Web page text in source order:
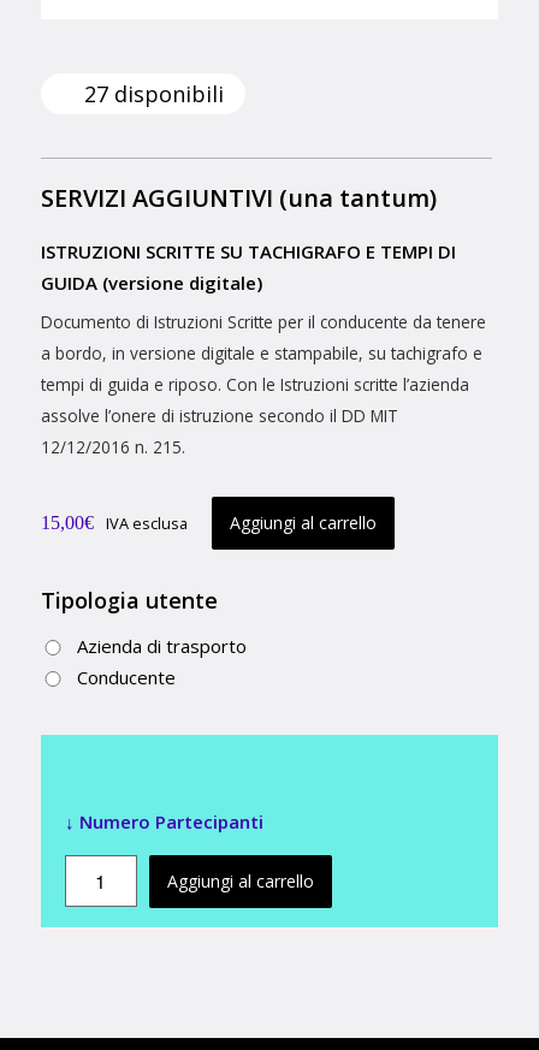
27 disponibili
SERVIZI AGGIUNTIVI (una tantum)
ISTRUZIONI SCRITTE SU TACHIGRAFO E TEMPI DI
GUIDA (versione digitale)
Documento di Istruzioni Scritte per il conducente da tenere
a bordo, in versione digitale e stampabile, su tachigrafo e
tempi di guida e riposo. Con le Istruzioni scritte l’azienda
assolve l’onere di istruzione secondo il DD MIT
12/12/2016 n. 215.
15,00€ IVA esclusa Aggiungi al carrello
Tipologia utente
Azienda di trasporto
Conducente
Aggiungi al carrello